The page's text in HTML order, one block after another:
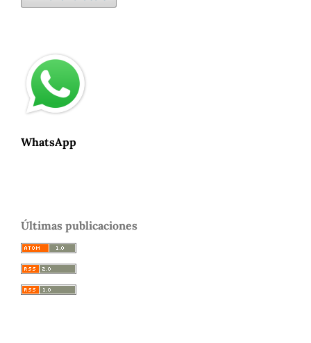
WhatsApp
Últimas publicaciones